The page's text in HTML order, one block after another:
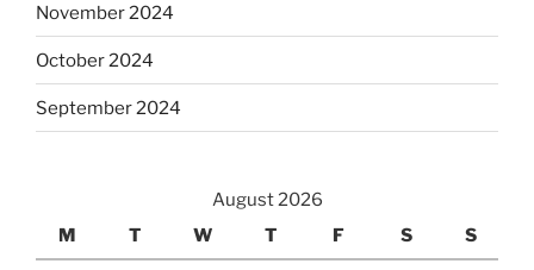
November 2024
October 2024
September 2024
August 2026
M
T W T F S S